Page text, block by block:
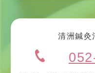
清洲鍼